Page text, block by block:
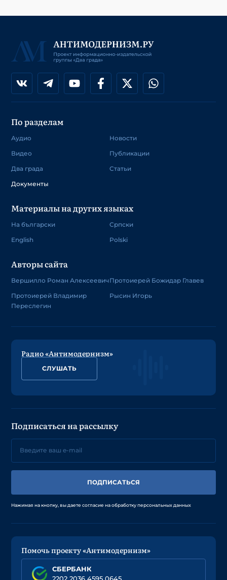
По разделам
Аудио
Видео
Два града
Документы
Новости
Публикации
Статьи
Материалы на других языках
На български
English
Српски
Polski
Авторы сайта
Вершилло Роман Алексеевич
Протоиерей Владимир
Переслегин
Протоиерей Божидар Главев
Рысин Игорь
Радио «Антимодернизм»
СЛУШАТЬ
Подписаться на рассылку
ПОДПИСАТЬСЯ
Нажимая на кнопку, вы даете согласие на обработку персональных данных
Помочь проекту «Антимодернизм»
СБЕРБАНК
2202 2036 4595 0645